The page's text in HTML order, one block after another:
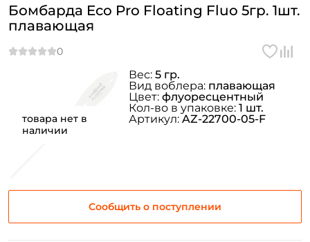
товара нет в
наличии
Бомбарда Eco Pro Floating Fluo 5гр. 1шт.
плавающая
Сообщить о поступлении
Вес: 5 гр.
Вид воблера: плавающая
Цвет: флуоресцентный
Кол-во в упаковке: 1 шт.
Артикул:AZ-22700-05-F